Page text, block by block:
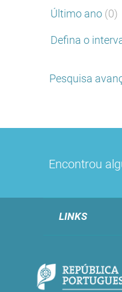
Último ano (0)
Defina o
Pesquisa
Encontrou
LINKS